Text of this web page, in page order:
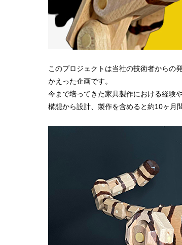
このプロジェクトは当社の技術者からの
かえった企画です。
今まで培ってきた家具製作における経験
構想から設計、製作を含めると約10ヶ月